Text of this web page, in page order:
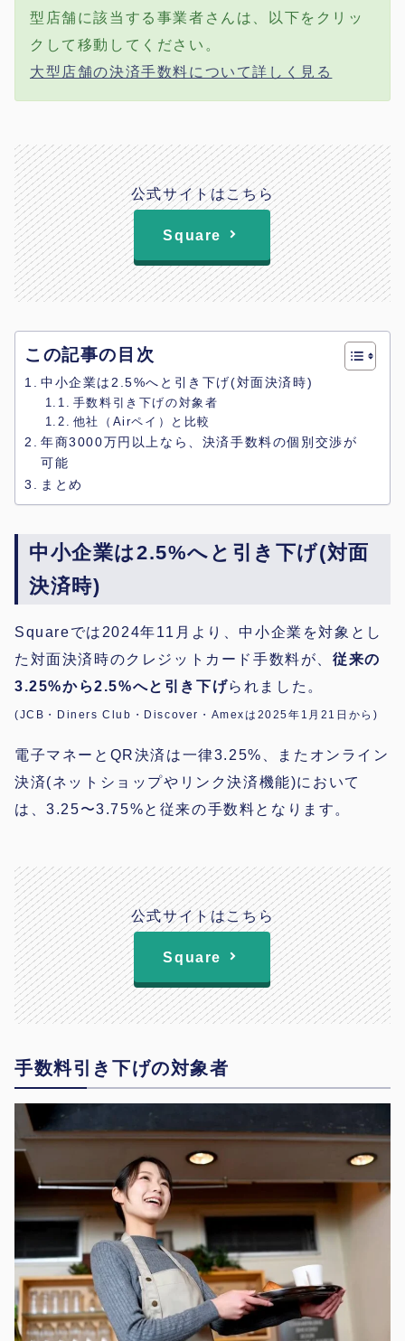
型店舗に該当する事業者さんは、以下をクリッ
クして移動してください。
大型店舗の決済手数料について詳しく見る
公式サイトはこちら
Square
この記事の目次
中小企業は2.5%へと引き下げ(対面決済時)
手数料引き下げの対象者
他社（Airペイ）と比較
年商3000万円以上なら、決済手数料の個別交渉が
可能
まとめ
中小企業は2.5%へと引き下げ(対面
決済時)
Squareでは2024年11月より、中小企業を対象とし
た対面決済時のクレジットカード手数料が、 従来の
3.25%から2.5%へと引き下げられました。
(JCB・Diners Club・Discover・Amexは2025年1月21日から)
電子マネーとQR決済は一律3.25%、またオンライン
決済(ネットショップやリンク決済機能)において
は、3.25〜3.75%と従来の手数料となります。
公式サイトはこちら
Square
手数料引き下げの対象者